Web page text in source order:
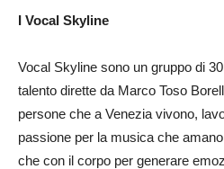
I Vocal Skyline
Vocal Skyline sono un gruppo di
talento dirette da Marco Toso
persone che a Venezia vivono,
passione per la musica che
che con il corpo per generare